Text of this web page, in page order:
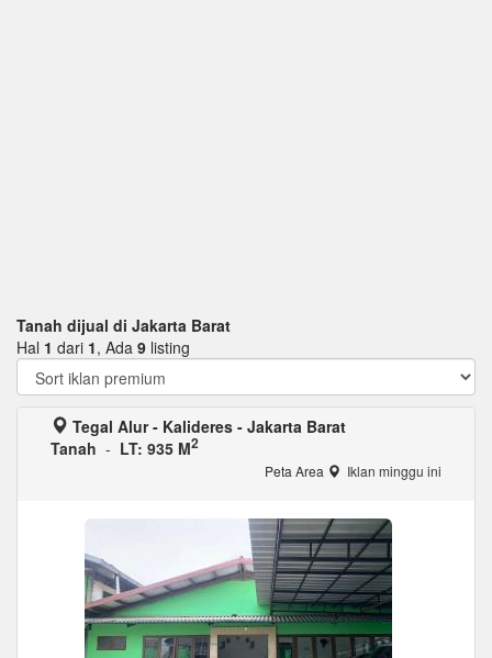
Tanah dijual di Jakarta Barat
Hal 1 dari 1, Ada 9 listing
Tegal Alur - Kalideres - Jakarta Barat
Tanah - LT: 935 M2
Peta Area Iklan minggu ini